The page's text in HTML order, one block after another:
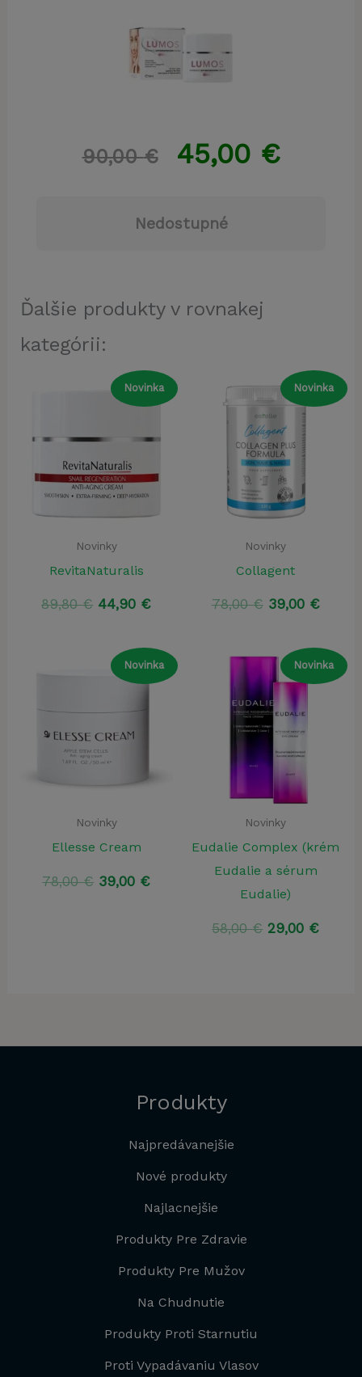
90,00€ 45,00 €
Nedostupné
Ďalšie produkty v rovnakej
kategórii:
Novinka
Novinky
RevitaNaturalis
89,80€ Pôvodná
89,80 €.
44,90 €Aktuálna
44,90 €.
Novinka
Novinky
Collagent
78,00€ Pôvodná
78,00 €.
39,00 €
39,00
Novinka
Novinky
Ellesse Cream
78,00€ Pôvodná
39,00 €Aktuálna
Novinka
Novinky
Eudalie Complex (krém
Eudalie a sérum
Eudalie)
58,00€ Pôvodná
29,00 €
Produkty
Najpredávanejšie
Nové produkty
Najlacnejšie
Produkty Pre Zdravie
Produkty Pre Mužov
Na Chudnutie
Produkty Proti Starnutiu
Proti Vypadávaniu Vlasov